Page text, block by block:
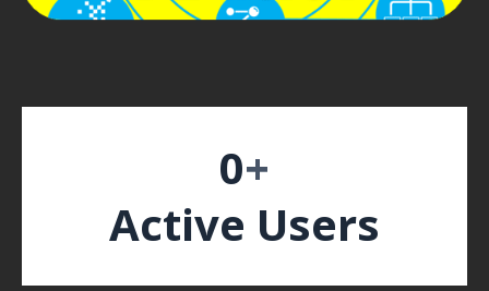
0+
Active Users